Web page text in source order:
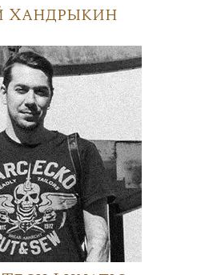
Хандрыкин